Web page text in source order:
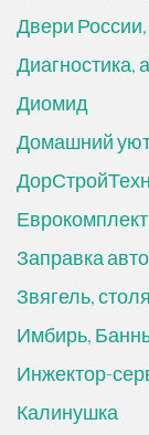
Двери
Диагностика,
Диомид
Домашний
Заправка
Звягель,
Имбирь,
Инжектор-
Калинушка